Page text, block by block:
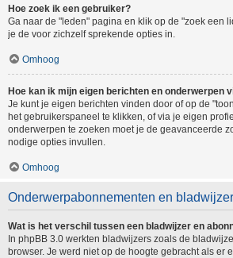
Hoe zoek ik een gebruiker?
Ga naar de "leden" pagina en klik op de "zoek een
je de voor zichzelf sprekende opties in.
Omhoog
Hoe kan ik mijn eigen berichten en onderwerpen
Je kunt je eigen berichten vinden door of op de
het gebruikerspaneel te klikken, of via je eigen
onderwerpen te zoeken moet je de geavanceerde
nodige opties invullen.
Omhoog
Onderwerpabonnementen en
Wat is het verschil tussen een bladwijzer en
In phpBB 3.0 werkten bladwijzers zoals de
browser. Je werd niet op de hoogte gebracht als er